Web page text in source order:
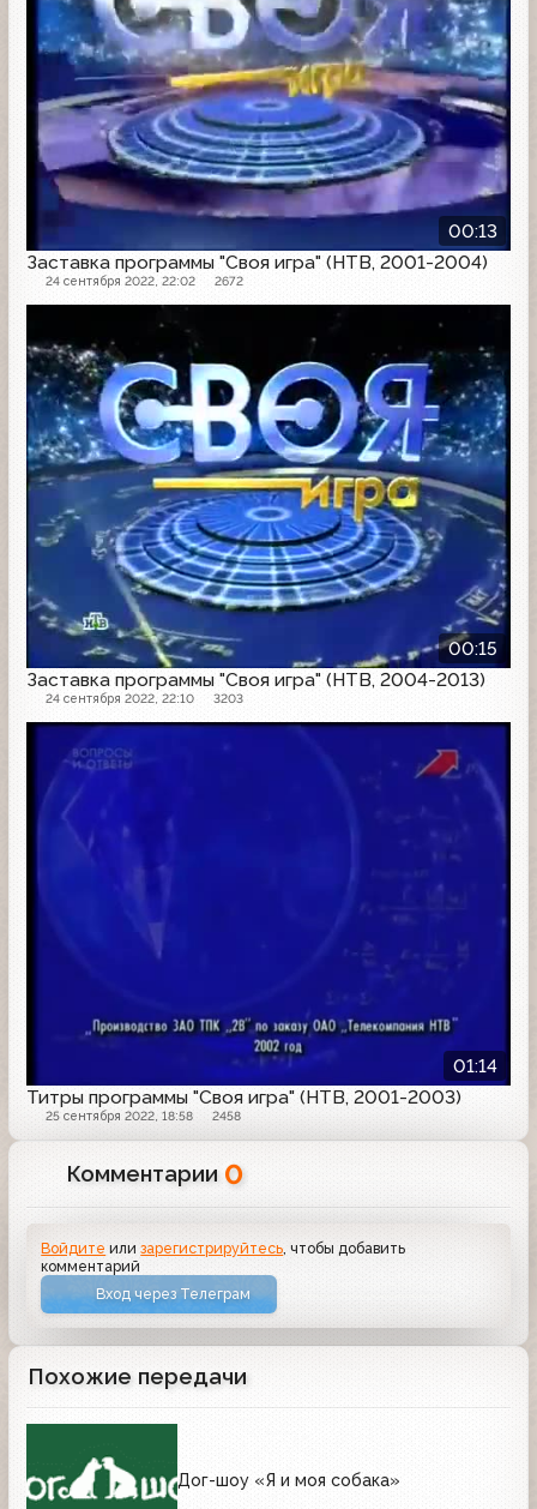
00:13
Заставка программы "Своя игра" (НТВ, 2001-2004)
24 сентября 2022, 22:02 2672
00:15
Заставка программы "Своя игра" (НТВ, 2004-2013)
24 сентября 2022, 22:10 3203
01:14
Титры программы "Своя игра" (НТВ, 2001-2003)
25 сентября 2022, 18:58 2458
Комментарии 0
Войдите илизарегистрируйтесь , чтобы добавить
комментарий
Вход через Телеграм
Похожие передачи
Дог-шоу «Я и моя собака»